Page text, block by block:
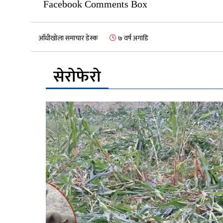
Facebook Comments Box
आँधीखोला समाचार डेस्क ७ वर्ष अगाडि
सेरोफेरो